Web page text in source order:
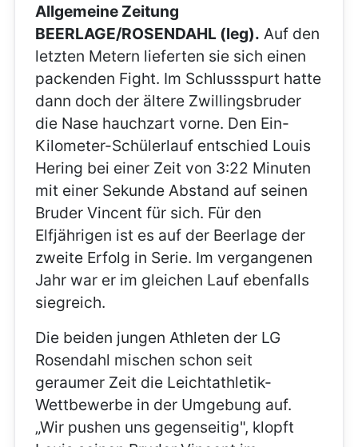
Allgemeine Zeitung
BEERLAGE/ROSENDAHL (leg). Auf den
letzten Metern lieferten sie sich einen
packenden Fight. Im Schlussspurt hatte
dann doch der ältere Zwillingsbruder
die Nase hauchzart vorne. Den Ein-
Kilometer-Schülerlauf entschied Louis
Hering bei einer Zeit von 3:22 Minuten
mit einer Sekunde Abstand auf seinen
Bruder Vincent für sich. Für den
Elfjährigen ist es auf der Beerlage der
zweite Erfolg in Serie. Im vergangenen
Jahr war er im gleichen Lauf ebenfalls
siegreich.
Die beiden jungen Athleten der LG
Rosendahl mischen schon seit
geraumer Zeit die Leichtathletik-
Wettbewerbe in der Umgebung auf.
„Wir pushen uns gegenseitig", klopft